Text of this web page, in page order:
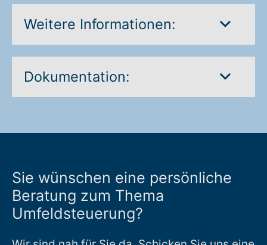
Weitere Informationen:
Dokumentation:
Sie wünschen eine persönliche
Beratung zum Thema
Umfeldsteuerung?